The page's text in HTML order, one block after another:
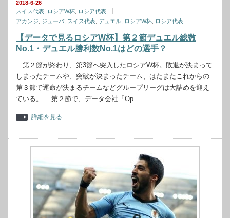
2018-6-26
スイス代表
ロシアW杯
ロシア代表
アカンジ
ジューバ スイス代表 デュエル ロシアW杯 ロシア代表
【データで見るロシアW杯】第２節デュエル総数
No.1・デュエル勝利数No.1はどの選手？
第２節が終わり、第3節へ突入したロシアW杯。敗退が決まって
しまったチームや、突破が決まったチーム、はたまたこれからの
第３節で運命が決まるチームなどグループリーグは大詰めを迎え
ている。 第２節で、データ会社「Op…
詳細を見る